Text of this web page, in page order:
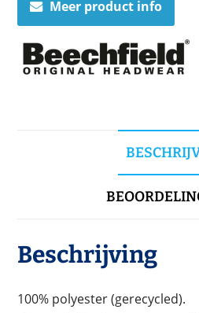
Meer product info
Beschrijving
100% polyester (gerecycled).